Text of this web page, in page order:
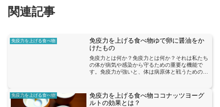
関連記事
免疫力を上げる食べ物
免疫力を上げる食べ物ゆで卵に醤油をか
けたもの
免疫力とは何か？免疫力とは何か？それは私たち
の体が病気や感染から守るための重要な機能で
す。免疫力が強いと、体は病原体と戦うための抗
弱になります。免疫力を高...
免疫力を上げる食べ物
免疫力を上げる食べ物ココナッツヨーグ
ルトの効果とは？